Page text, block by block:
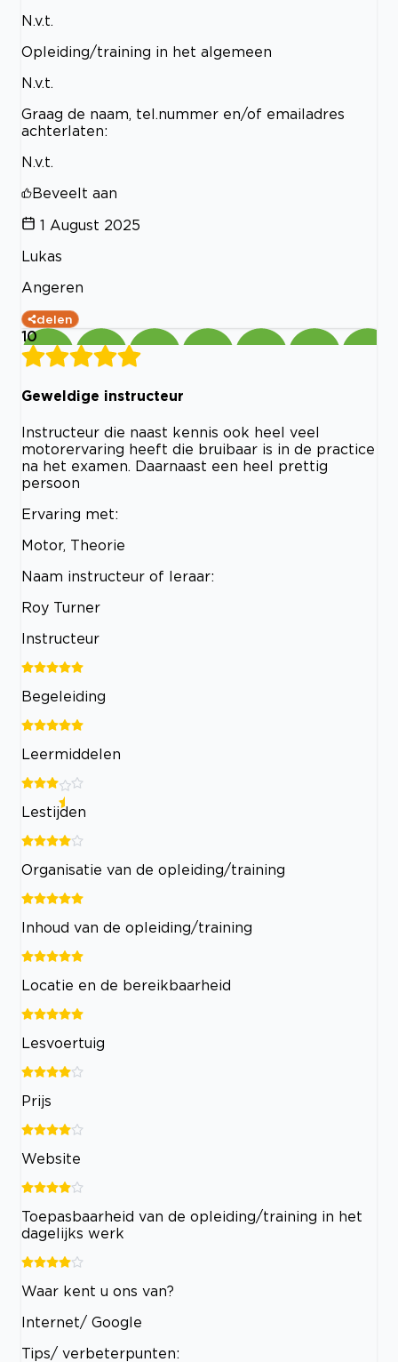
N.v.t.
Opleiding/training in het algemeen
N.v.t.
Graag de naam, tel.nummer en/of emailadres
achterlaten:
N.v.t.
Beveelt aan
1 August 2025
Lukas
Angeren
delen
10
Geweldige instructeur
Instructeur die naast kennis ook heel veel
motorervaring heeft die bruibaar is in de practice
na het examen. Daarnaast een heel prettig
persoon
Ervaring met:
Motor, Theorie
Naam instructeur of leraar:
Roy Turner
Instructeur
Begeleiding
Leermiddelen
Lestijden
Organisatie van de opleiding/training
Inhoud van de opleiding/training
Locatie en de bereikbaarheid
Lesvoertuig
Prijs
Website
Toepasbaarheid van de opleiding/training in het
dagelijks werk
Waar kent u ons van?
Internet/ Google
Tips/ verbeterpunten: